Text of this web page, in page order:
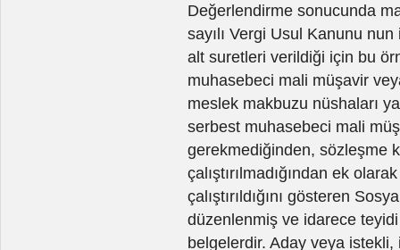
Değerlendirme sonucunda
sayılı Vergi Usul Kanunu
alt suretleri verildiği için bu
muhasebeci mali müşavir
meslek makbuzu nüshaları
serbest muhasebeci mali
gerekmediğinden, sözleşme
çalıştırılmadığından ek
çalıştırıldığını gösteren
düzenlenmiş ve idarece
belgelerdir. Aday veya